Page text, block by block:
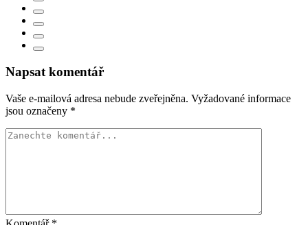
Napsat komentář
Vaše e-mailová adresa nebude zveřejněna. Vyžadované informace
jsou označeny *